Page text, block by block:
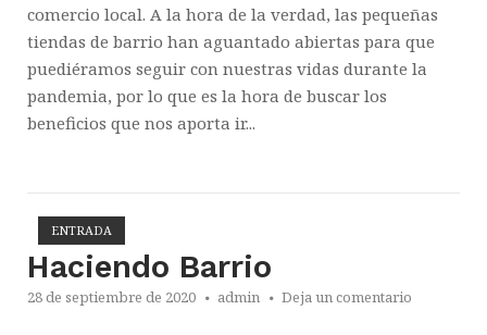
comercio local. A la hora de la verdad, las pequeñas
tiendas de barrio han aguantado abiertas para que
puediéramos seguir con nuestras vidas durante la
pandemia, por lo que es la hora de buscar los
beneficios que nos aporta ir...
ENTRADA
Haciendo Barrio
28 de septiembre de 2020 admin Deja un comentario